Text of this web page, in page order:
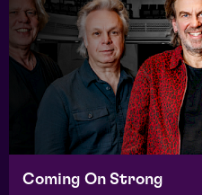
Coming On Strong